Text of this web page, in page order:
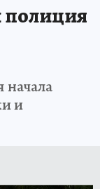
полиция
начала
и